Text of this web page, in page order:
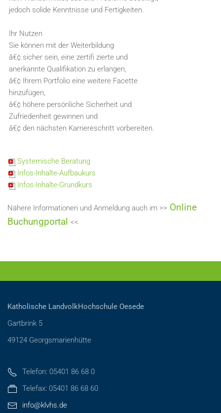
jedoch solide Kenntnisse und Fertigkeiten.
Ihr Nutzen
Sie können mit der Weiterbildung
â€¢ sicher sein, eine zertifi zierte und
anerkannte Qualifikation zu erlangen,
â€¢ Ihrem Portfolio eine weitere Facette
hinzufügen,
â€¢ höhere persönliche Sicherheit und
Zufriedenheit gewinnen und
â€¢ den nächsten Karriereschritt vorbereiten.
Systemische Beratung
Infos-Inhalte-Aufbaukurs
Infos-Inhalte-Grundkurs
Nähere Informationen und Anmeldung auch im >> Online
Buchungportal <<
Katholische LandvolkHochschule Oesede
Gartbrink 5
49124 Georgsmarienhütte
Telefon: 05401 86 68 0
Telefax: 05401 86 68 60
info@klvhs.de